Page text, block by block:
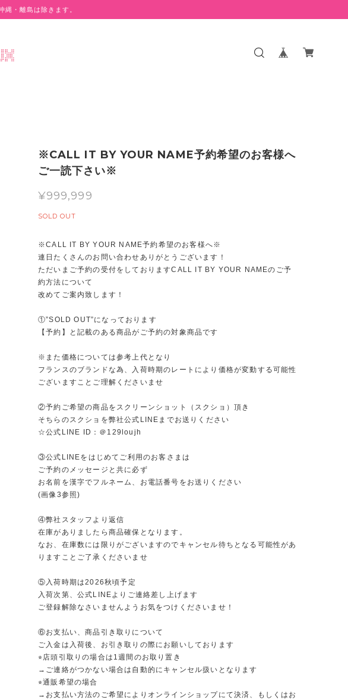
・離島は除きます。
※CALL IT BY YOUR NAME予約希望のお客様へ
ご一読下さい※
¥999,999
SOLD OUT
※CALL IT BY YOUR NAME予約希望のお客様へ※
連日たくさんのお問い合わせありがとうございます！
ただいまご予約の受付をしておりますCALL IT BY YOUR NAMEのご予
約方法について
改めてご案内致します！
①”SOLD OUT”になっております
【予約】と記載のある商品がご予約の対象商品です
※また価格については参考上代となり
フランスのブランドな為、入荷時期のレートにより価格が変動する可能性
ございますことご理解くださいませ
②予約ご希望の商品をスクリーンショット（スクショ）頂き
そちらのスクショを弊社公式LINEまでお送りください
☆公式LINE ID：＠129loujh
③公式LINEをはじめてご利用のお客さまは
ご予約のメッセージと共に必ず
お名前を漢字でフルネーム、お電話番号をお送りください
(画像3参照)
④弊社スタッフより返信
在庫がありましたら商品確保となります。
なお、在庫数には限りがございますのでキャンセル待ちとなる可能性があ
りますことご了承くださいませ
⑤入荷時期は2026秋頃予定
入荷次第、公式LINEよりご連絡差し上げます
ご登録解除なさいませんようお気をつけくださいませ！
⑥お支払い、商品引き取りについて
ご入金は入荷後、お引き取りの際にお願いしております
⭐︎店頭引取りの場合は1週間のお取り置き
→ご連絡がつかない場合は自動的にキャンセル扱いとなります
⭐︎通販希望の場合
→お支払い方法のご希望によりオンラインショップにて決済、もしくはお